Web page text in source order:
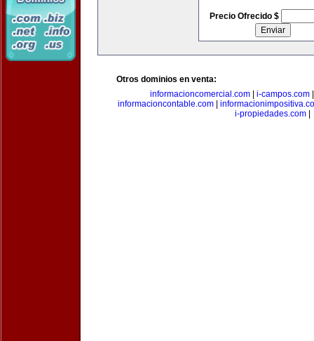
Precio Ofrecido $
Otros dominios en venta:
informacioncomercial.com| i-campos.com
informacioncontable.com
i-propiedades.com